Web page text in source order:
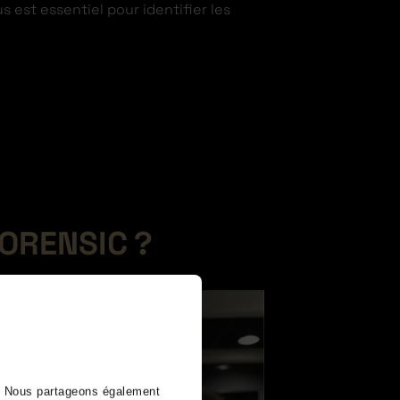
partageons également
est essentiel pour identifier les
?